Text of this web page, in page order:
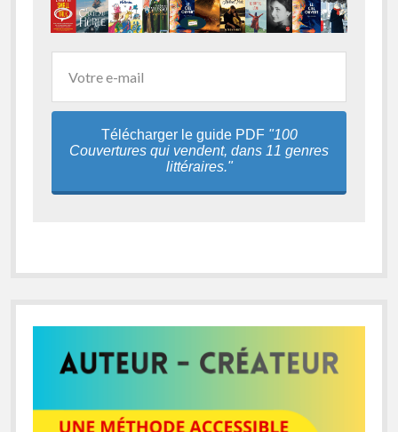
Télécharger le guide PDF "100
Couvertures qui vendent, dans 11 genres
littéraires."